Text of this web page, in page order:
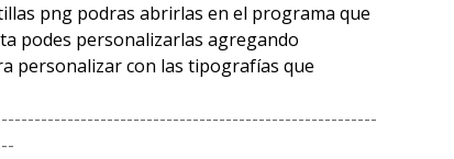
png podras abrirlas en el programa que
podes personalizarlas agregando
personalizar con las tipografías que